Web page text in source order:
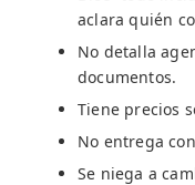
aclara quién
No detalla
documentos.
Tiene precios
No entrega
Se niega a